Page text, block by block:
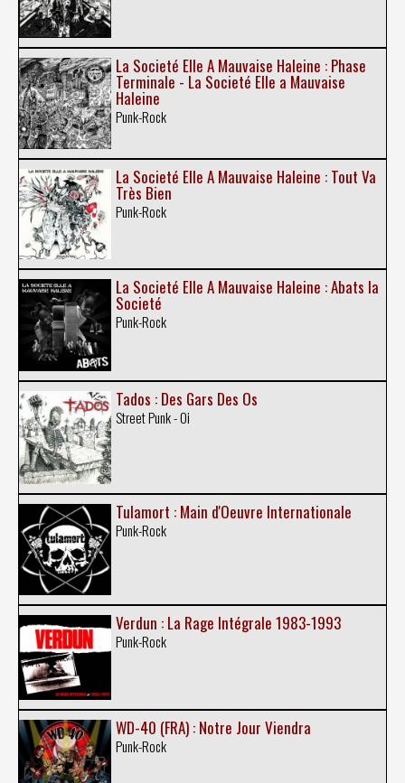
La Societé Elle A Mauvaise Haleine : Phase
Terminale - La Societé Elle a Mauvaise
Haleine
Punk-Rock
La Societé Elle A Mauvaise Haleine : Tout Va
Très Bien
Punk-Rock
La Societé Elle A Mauvaise Haleine : Abats la
Societé
Punk-Rock
Tados : Des Gars Des Os
Street Punk - Oi
Tulamort : Main d'Oeuvre Internationale
Punk-Rock
Verdun : La Rage Intégrale 1983-1993
Punk-Rock
WD-40 (FRA) : Notre Jour Viendra
Punk-Rock